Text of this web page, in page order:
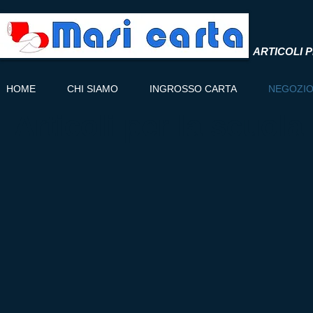
ARTICOLI
HOME CHI SIAMO INGROSSO CARTA NEGOZIO